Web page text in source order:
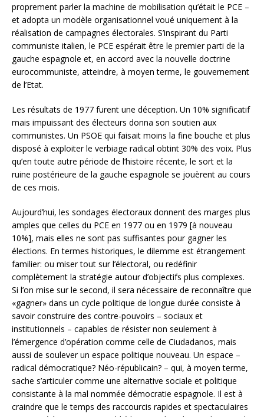
proprement parler la machine de mobilisation qu’était le PCE –
et adopta un modèle organisationnel voué uniquement à la
réalisation de campagnes électorales. S’inspirant du Parti
communiste italien, le PCE espérait être le premier parti de la
gauche espagnole et, en accord avec la nouvelle doctrine
eurocommuniste, atteindre, à moyen terme, le gouvernement
de l’Etat.
Les résultats de 1977 furent une déception. Un 10% significatif
mais impuissant des électeurs donna son soutien aux
communistes. Un PSOE qui faisait moins la fine bouche et plus
disposé à exploiter le verbiage radical obtint 30% des voix. Plus
qu’en toute autre période de l’histoire récente, le sort et la
ruine postérieure de la gauche espagnole se jouèrent au cours
de ces mois.
Aujourd’hui, les sondages électoraux donnent des marges plus
amples que celles du PCE en 1977 ou en 1979 [à nouveau
10%], mais elles ne sont pas suffisantes pour gagner les
élections. En termes historiques, le dilemme est étrangement
familier: ou miser tout sur l’électoral, ou redéfinir
complètement la stratégie autour d’objectifs plus complexes.
Si l’on mise sur le second, il sera nécessaire de reconnaître que
«gagner» dans un cycle politique de longue durée consiste à
savoir construire des contre-pouvoirs – sociaux et
institutionnels – capables de résister non seulement à
l’émergence d’opération comme celle de Ciudadanos, mais
aussi de soulever un espace politique nouveau. Un espace –
radical démocratique? Néo-républicain? – qui, à moyen terme,
sache s’articuler comme une alternative sociale et politique
consistante à la mal nommée démocratie espagnole. Il est à
craindre que le temps des raccourcis rapides et spectaculaires